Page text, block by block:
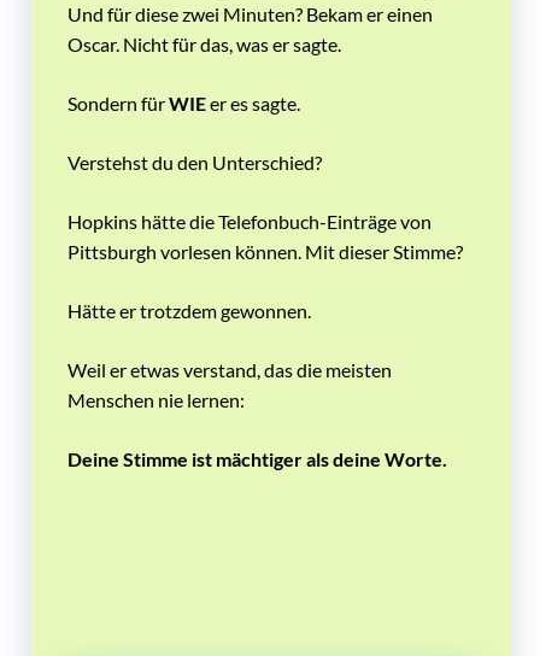
Und für diese zwei Minuten? Bekam er einen
Oscar. Nicht für das, was er sagte.
Sondern fürWIEer es sagte.
Verstehst du den Unterschied?
Hopkins hätte die Telefonbuch-Einträge von
Pittsburgh vorlesen können. Mit dieser Stimme?
Hätte er trotzdem gewonnen.
Weil er etwas verstand, das die meisten
Menschen nie lernen:
Deine Stimme ist mächtiger als deine Worte.